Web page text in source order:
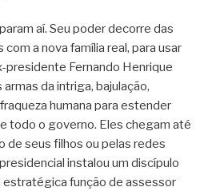
aí. Seu poder decorre das
a nova família real, para usar
presidente Fernando Henrique
da intriga, bajulação,
humana para estender
todo o governo. Eles chegam até
de seus filhos ou pelas redes
instalou um discípulo
estratégica função de assessor